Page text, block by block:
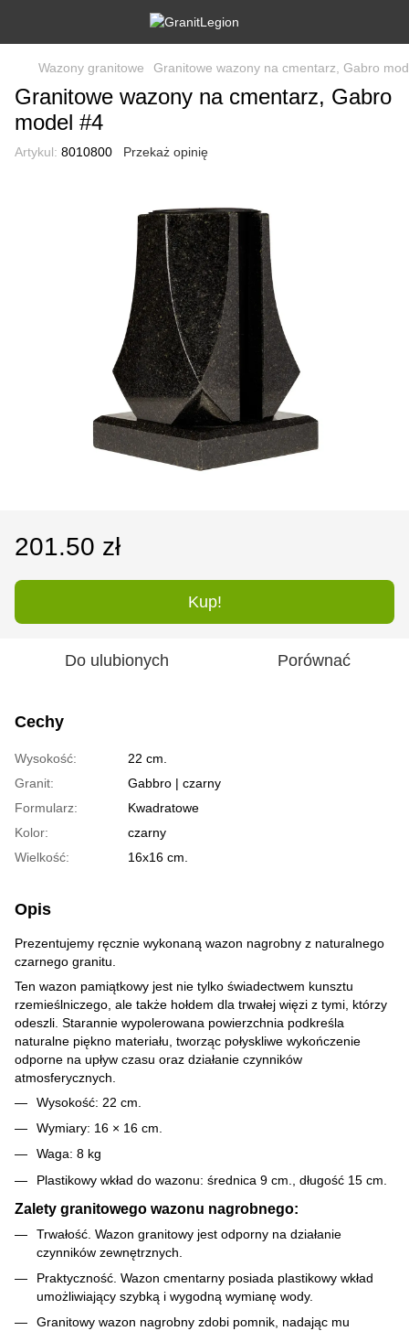
Wazony granitowe Granitowe wazony na cmentarz, Gabro
Granitowe wazony na cmentarz, Gabro
model #4
Artykul: 8010800 Przekaż opinię
201.50 zł
Kup!
Do ulubionych Porównać
Cechy
Wysokość:
22 cm.
Granit:
Gabbro | czarny
Formularz:
Kwadratowe
Kolor:
czarny
Wielkość:
16х16 cm.
Opis
Prezentujemy ręcznie wykonaną wazon nagrobny z naturalnego
czarnego granitu.
Ten wazon pamiątkowy jest nie tylko świadectwem kunsztu
rzemieślniczego, ale także hołdem dla trwałej więzi z tymi, którzy
odeszli. Starannie wypolerowana powierzchnia podkreśla
naturalne piękno materiału, tworząc połyskliwe wykończenie
odporne na upływ czasu oraz działanie czynników
atmosferycznych.
Wysokość: 22 cm.
Wymiary: 16 × 16 cm.
Waga: 8 kg
Plastikowy wkład do wazonu: średnica 9 cm., długość 15 cm.
Zalety granitowego wazonu nagrobnego:
Trwałość. Wazon granitowy jest odporny na działanie
czynników zewnętrznych.
Praktyczność. Wazon cmentarny posiada plastikowy wkład
umożliwiający szybką i wygodną wymianę wody.
Granitowy wazon nagrobny zdobi pomnik, nadając mu